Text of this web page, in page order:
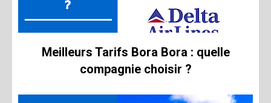
Meilleurs Tarifs Bora Bora : quelle
compagnie choisir ?